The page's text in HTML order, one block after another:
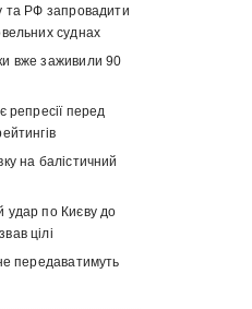
та РФ запровадити
суднах
вже заживили 90
репресії перед
на балістичний
удар по Києву до
цілі
передаватимуть